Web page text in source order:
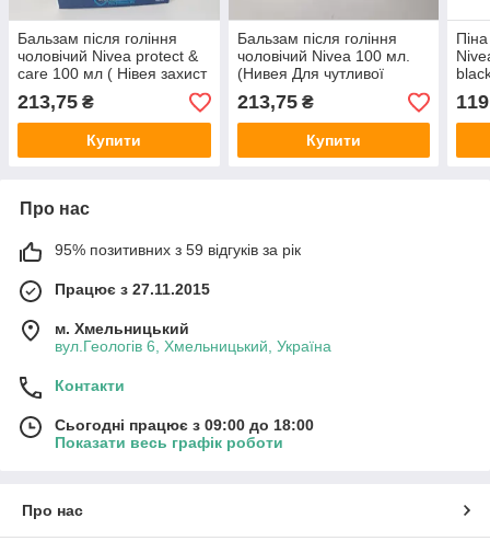
Бальзам після гоління
чоловічий Nivea protect &
care 100 мл ( Нівея захист
)
213,75 ₴
Купити
Бальзам після гоління
чоловічий Nivea 100 мл.
(Нивея Для чутливої
шкіри)
213,75₴
Купити
Про нас
95% позитивних з 59 відгуків за рік
Працює з 27.11.2015
м. Хмельницький
вул.Геологів 6, Хмельницький, Україна
Контакти
Сьогодні працює з 09:00 до 18:00
Показати весь графік роботи
Про нас